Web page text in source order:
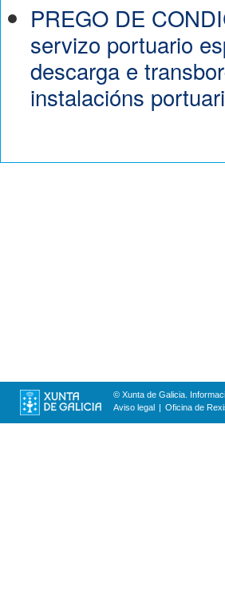
PREGO DE
servizo portuario
descarga e
instalacións
© Xunta de Galicia.
Aviso legal
Oficina de